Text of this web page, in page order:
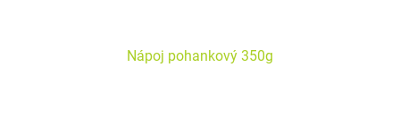
Nápoj pohankový 350g